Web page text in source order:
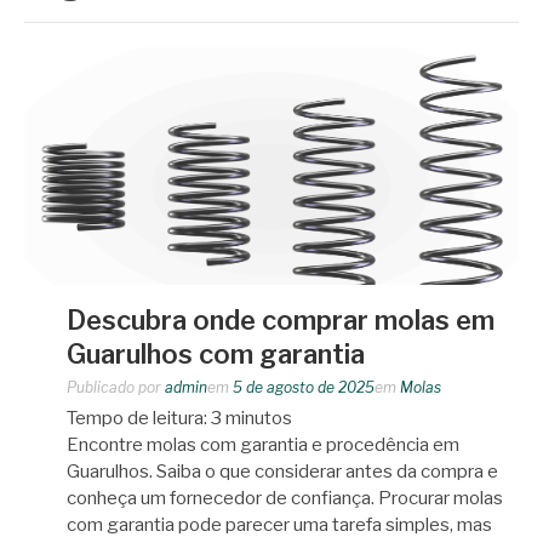
Descubra onde comprar molas em
Guarulhos com garantia
Publicado por adminem 5 de agosto de 2025em Molas
Tempo de leitura: 3 minutos
Encontre molas com garantia e procedência em
Guarulhos. Saiba o que considerar antes da compra e
conheça um fornecedor de confiança. Procurar molas
com garantia pode parecer uma tarefa simples, mas